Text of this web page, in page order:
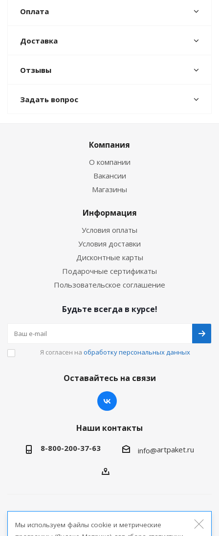
Оплата
Доставка
Отзывы
Задать вопрос
Компания
О компании
Вакансии
Магазины
Информация
Условия оплаты
Условия доставки
Дисконтные карты
Подарочные сертификаты
Пользовательское соглашение
Будьте всегда в курсе!
Я согласен на обработку персональных данных
Оставайтесь на связи
Наши контакты
8-800-200-37-63 info@artpaket.ru
продукции
Мы используем файлы cookie и метрические